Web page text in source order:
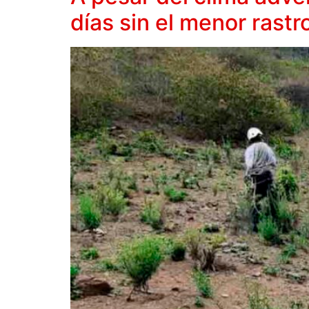
días sin el menor